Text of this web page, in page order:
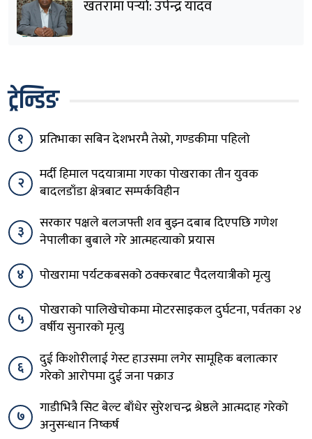
खतरामा पर्‍यो: उपेन्द्र यादव
ट्रेन्डिङ
१ प्रतिभाका सबिन देशभरमै तेस्रो, गण्डकीमा पहिलो
२
मर्दी हिमाल पदयात्रामा गएका पोखराका तीन युवक
बादलडाँडा क्षेत्रबाट सम्पर्कविहीन
३
सरकार पक्षले बलजफ्ती शव बुझ्न दबाब दिएपछि गणेश
नेपालीका बुबाले गरे आत्महत्याको प्रयास
४
पोखरामा पर्यटकबसको ठक्करबाट पैदलयात्रीको मृत्यु
५
पोखराको पालिखेचोकमा मोटरसाइकल दुर्घटना, पर्वतका २४
वर्षीय सुनारको मृत्यु
६
दुई किशोरीलाई गेस्ट हाउसमा लगेर सामूहिक बलात्कार
गरेको आरोपमा दुई जना पक्राउ
७
गाडीभित्रै सिट बेल्ट बाँधेर सुरेशचन्द्र श्रेष्ठले आत्मदाह गरेको
अनुसन्धान निष्कर्ष